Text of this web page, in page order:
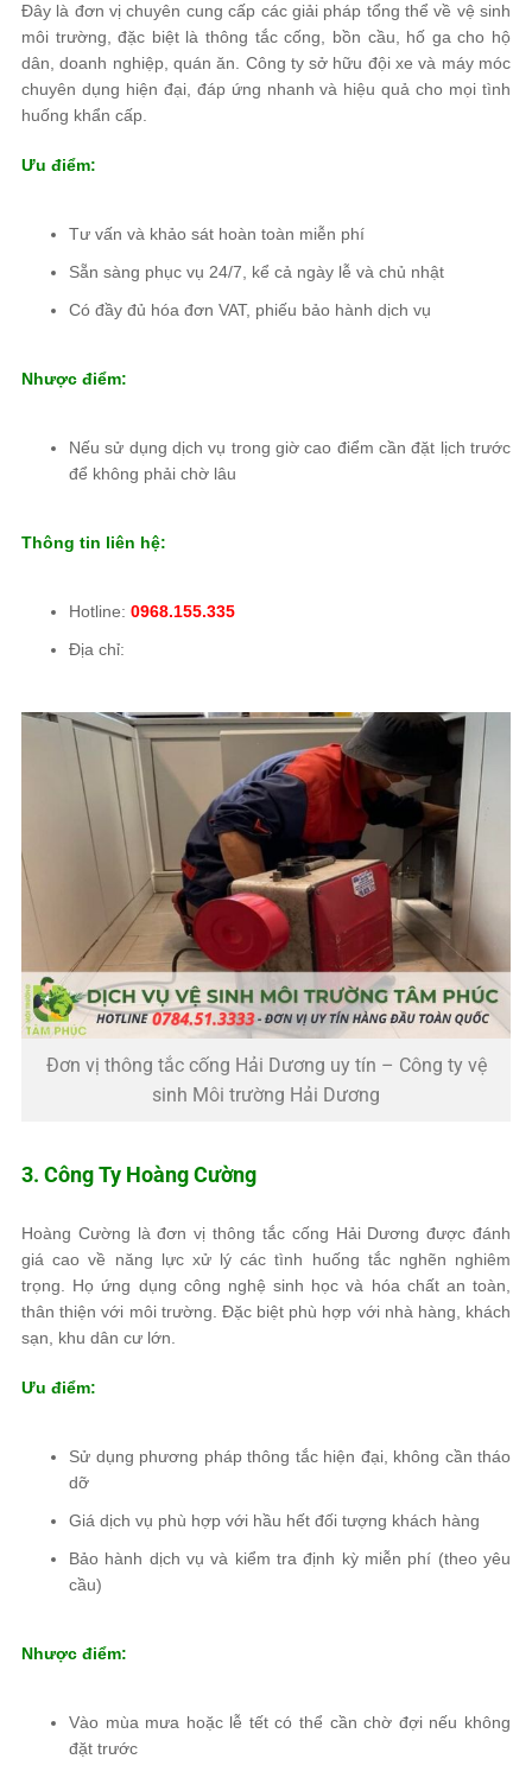
Đây là đơn vị chuyên cung cấp các giải pháp tổng thể về vệ sinh
môi trường, đặc biệt là thông tắc cống, bồn cầu, hố ga cho hộ
dân, doanh nghiệp, quán ăn. Công ty sở hữu đội xe và máy móc
chuyên dụng hiện đại, đáp ứng nhanh và hiệu quả cho mọi tình
huống khẩn cấp.
Ưu điểm:
Tư vấn và khảo sát hoàn toàn miễn phí
Sẵn sàng phục vụ 24/7, kể cả ngày lễ và chủ nhật
Có đầy đủ hóa đơn VAT, phiếu bảo hành dịch vụ
Nhược điểm:
Nếu sử dụng dịch vụ trong giờ cao điểm cần đặt lịch trước
để không phải chờ lâu
Thông tin liên hệ:
Hotline: 0968.155.335
Địa chỉ:
Đơn vị thông tắc cống Hải Dương uy tín – Công ty vệ
sinh Môi trường Hải Dương
3. Công Ty Hoàng Cường
Hoàng Cường là đơn vị thông tắc cống Hải Dương được đánh
giá cao về năng lực xử lý các tình huống tắc nghẽn nghiêm
trọng. Họ ứng dụng công nghệ sinh học và hóa chất an toàn,
thân thiện với môi trường. Đặc biệt phù hợp với nhà hàng, khách
sạn, khu dân cư lớn.
Ưu điểm:
Sử dụng phương pháp thông tắc hiện đại, không cần tháo
dỡ
Giá dịch vụ phù hợp với hầu hết đối tượng khách hàng
Bảo hành dịch vụ và kiểm tra định kỳ miễn phí (theo yêu
cầu)
Nhược điểm:
Vào mùa mưa hoặc lễ tết có thể cần chờ đợi nếu không
đặt trước